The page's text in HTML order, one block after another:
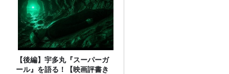
【後編】宇多丸『スーパーガ
ール』を語る！【映画評書き